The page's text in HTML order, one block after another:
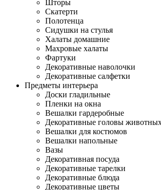
Шторы
Скатерти
Полотенца
Сидушки на стулья
Халаты домашние
Махровые халаты
Фартуки
Декоративные наволочки
Декоративные салфетки
Предметы интерьера
Доски гладильные
Пленки на окна
Вешалки гардеробные
Декоративные головы
Вешалки для костюмов
Вешалки напольные
Вазы
Декоративная посуда
Декоративные тарелки
Декоративные блюда
Декоративные цветы